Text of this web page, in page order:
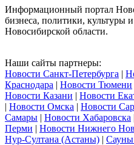
Информационный портал
бизнеса, политики, культуры
Новосибирской области.
Наши сайты партнеры:
Новости Санкт-Петербурга |
Краснодара | Новости Тюмени
Новости Казани | Новости
| Новости Омска | Новости
Самары | Новости Хабаровска
Перми | Новости Нижнего
Нур-Султана (Астаны) | Сауны